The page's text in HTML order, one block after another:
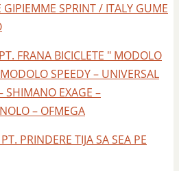
GIPIEMME SPRINT / ITALY GUME
FRANA BICICLETE " MODOLO
SPEEDY – UNIVERSAL
SHIMANO EXAGE –
– OFMEGA
PRINDERE TIJA SA SEA PE